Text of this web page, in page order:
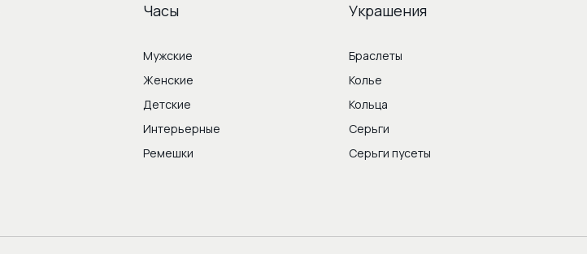
Часы
Мужские
Женские
Детские
Интерьерные
Ремешки
Украшения
Браслеты
Колье
Кольца
Серьги
Серьги пусеты